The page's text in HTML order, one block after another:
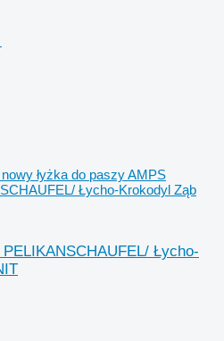
nowy łyżka do paszy AMPS
Łycho-Krokodyl Ząb
Łycho-